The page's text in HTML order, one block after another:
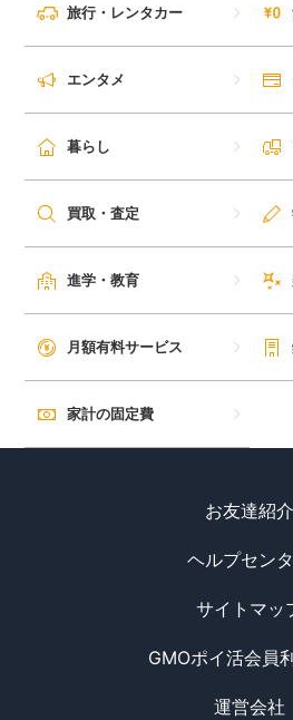
旅行・レンタカー
エンタメ
暮らし
買取・査定
進学・教育
月額有料サービス
家計の固定費
お友達紹介
ヘルプセン
サイトマッ
GMOポイ活会員
運営会社